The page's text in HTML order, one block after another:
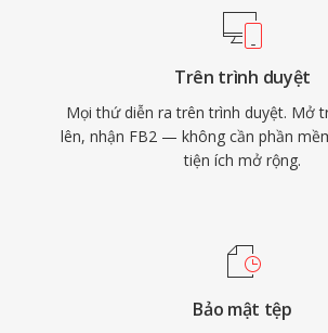
Trên trình duyệt
Mọi thứ diễn ra trên trình duyệt. Mở
lên, nhận FB2 — không cần phần
tiện ích mở rộng.
Bảo mật tệp